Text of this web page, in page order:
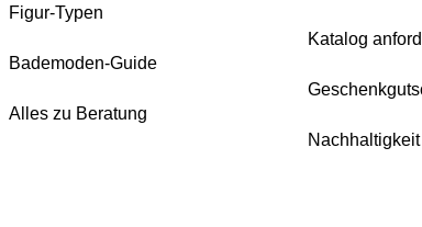
Figur-Typen
Bademoden-Guide
Alles zu Beratung
Katalog
Nachhaltigkeit